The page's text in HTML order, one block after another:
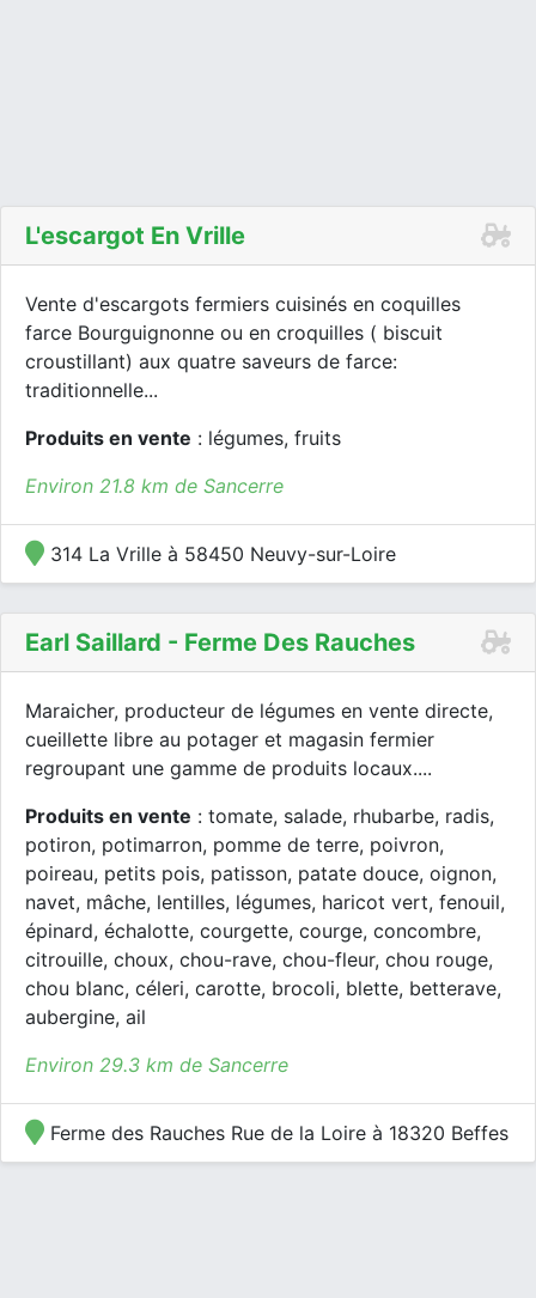
L'escargot En Vrille
Vente d'escargots fermiers cuisinés en coquilles
farce Bourguignonne ou en croquilles ( biscuit
croustillant) aux quatre saveurs de farce:
traditionnelle...
Produits en vente : légumes, fruits
Environ 21.8 km de Sancerre
314 La Vrille à 58450 Neuvy-sur-Loire
Earl Saillard - Ferme Des Rauches
Maraicher, producteur de légumes en vente directe,
cueillette libre au potager et magasin fermier
regroupant une gamme de produits locaux....
Produits en vente : tomate, salade, rhubarbe, radis,
potiron, potimarron, pomme de terre, poivron,
poireau, petits pois, patisson, patate douce, oignon,
navet, mâche, lentilles, légumes, haricot vert, fenouil,
épinard, échalotte, courgette, courge, concombre,
citrouille, choux, chou-rave, chou-fleur, chou rouge,
chou blanc, céleri, carotte, brocoli, blette, betterave,
aubergine, ail
Environ 29.3 km de Sancerre
Ferme des Rauches Rue de la Loire à 18320 Beffes